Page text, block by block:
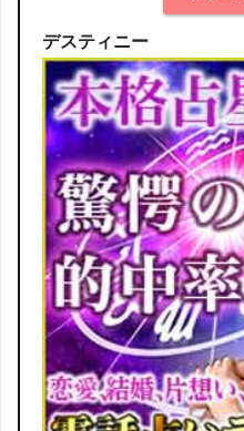
デスティニー